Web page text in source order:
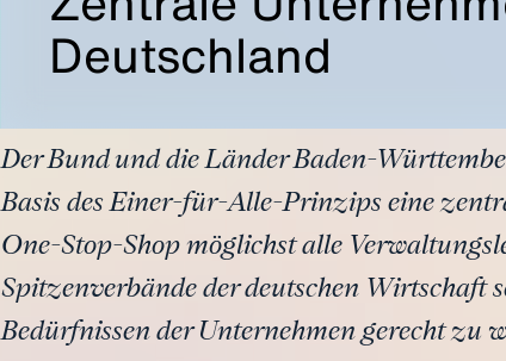
Deutschland
Der Bund und die Länder Baden-
Basis des Einer-für-Alle-Prinzips eine
One-Stop-Shop möglichst alle
Spitzenverbände der deutschen Wirtschaft
Bedürfnissen der Unternehmen gerecht zu